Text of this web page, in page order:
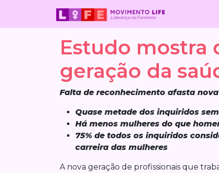
Estudo mostra
geração da
Falta de reconhecimento afasta
Quase metade dos inquiridos
Há menos mulheres do que
75% de todos os inquiridos
carreira das mulheres
A nova geração de profissionais que